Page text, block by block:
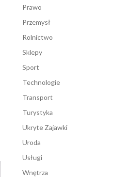
Prawo
Przemysł
Rolnictwo
Sklepy
Sport
Technologie
Transport
Turystyka
Ukryte Zajawki
Uroda
Usługi
Wnętrza